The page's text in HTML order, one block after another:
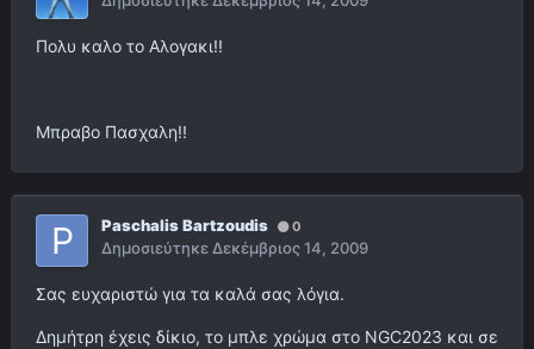
Πολυ καλο το Αλογακι!!
Μπραβο Πασχαλη!!
Paschalis Bartzoudis 0
ΔημοσιεύτηκεΔεκέμβριος 14, 2009
Σας ευχαριστώ για τα καλά σας λόγια.
Δημήτρη έχεις δίκιο, το μπλε χρώμα στο NGC2023 και σε